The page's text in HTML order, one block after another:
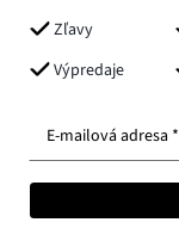
Zľavy
Výpredaje
E-mailová adresa *